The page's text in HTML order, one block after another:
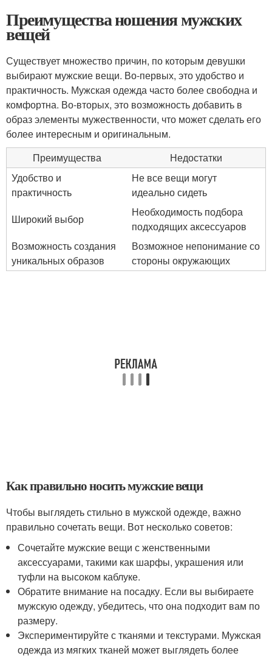
Преимущества ношения мужских
вещей
Существует множество причин, по которым девушки
выбирают мужские вещи. Во-первых, это удобство и
практичность. Мужская одежда часто более свободна и
комфортна. Во-вторых, это возможность добавить в
образ элементы мужественности, что может сделать его
более интересным и оригинальным.
Преимущества
Недостатки
Удобство и
практичность
Не все вещи могут
идеально сидеть
Широкий выбор
Необходимость подбора
подходящих аксессуаров
Возможность создания
уникальных образов
Возможное непонимание со
стороны окружающих
Как правильно носить мужские вещи
Чтобы выглядеть стильно в мужской одежде, важно
правильно сочетать вещи. Вот несколько советов:
Сочетайте мужские вещи с женственными
аксессуарами, такими как шарфы, украшения или
туфли на высоком каблуке.
Обратите внимание на посадку. Если вы выбираете
мужскую одежду, убедитесь, что она подходит вам по
размеру.
Экспериментируйте с тканями и текстурами. Мужская
одежда из мягких тканей может выглядеть более